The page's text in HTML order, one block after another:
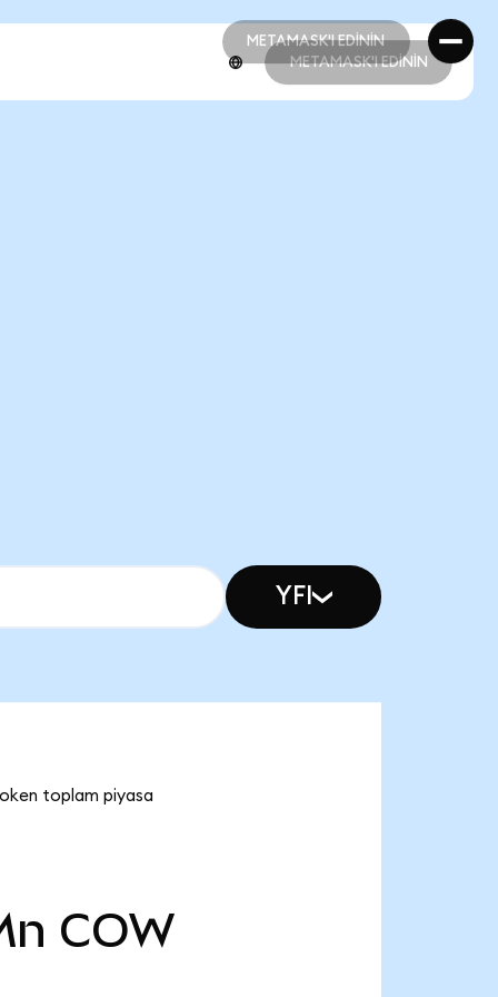
METAMASK'I EDİNİN
METAMASK'I EDİNİN
METAMASK'I EDİNİN
YFI
toplam piyasa
COW